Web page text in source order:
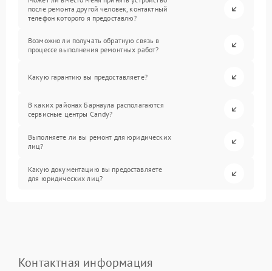
после ремонта другой человек, контактный
телефон которого я предоставлю?
Возможно ли получать обратную связь в
процессе выполнения ремонтных работ?
Какую гарантию вы предоставляете?
В каких районах Барнаула располагаются
сервисные центры Candy?
Выполняете ли вы ремонт для юридических
лиц?
Какую документацию вы предоставляете
для юридических лиц?
Контактная информация